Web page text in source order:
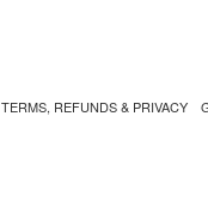
TERMS, REFUNDS & PRIVACY